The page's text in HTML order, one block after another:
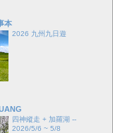
本
2026 九州九日遊
四神縱走 + 加羅湖 --
2026/5/6 ~ 5/8